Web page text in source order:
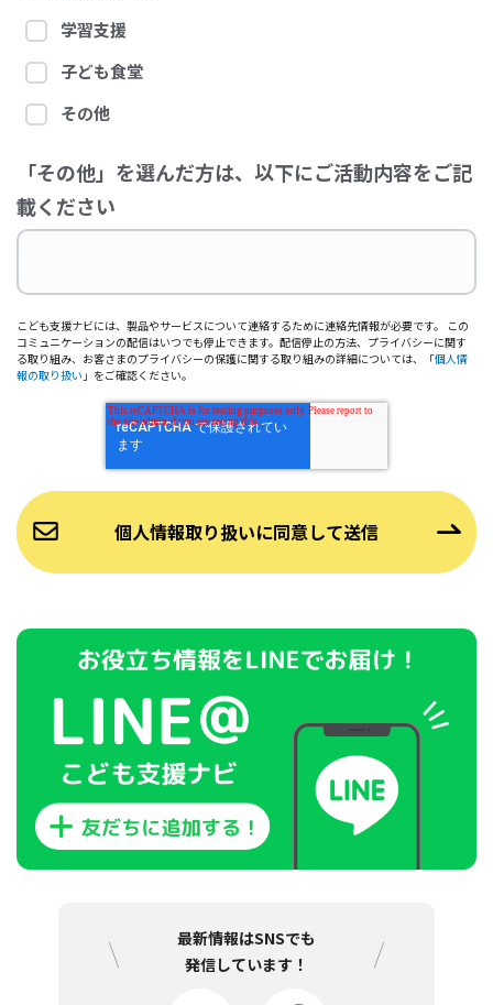
学習支援
子ども食堂
その他
「その他」を選んだ方は、以下にご活動内容をご記
載ください
こども支援ナビには、製品やサービスについて連絡するために連絡先情報が必要です。 この
コミュニケーションの配信はいつでも停止できます。配信停止の方法、プライバシーに関す
る取り組み、お客さまのプライバシーの保護に関する取り組みの詳細については、「個人情
報の取り扱い 」をご確認ください。
最新情報はSNSでも
発信しています！